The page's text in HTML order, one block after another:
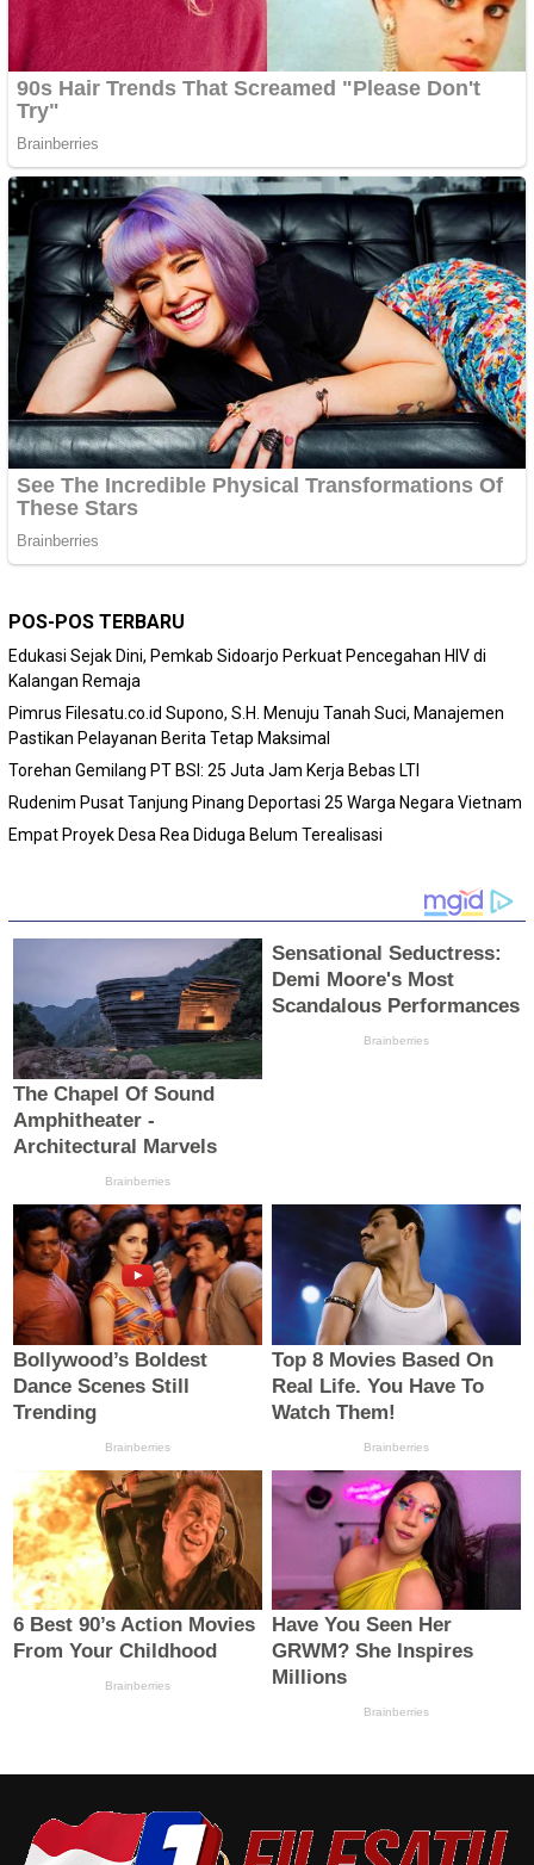
POS-POS TERBARU
Edukasi Sejak Dini, Pemkab Sidoarjo Perkuat Pencegahan HIV di
Kalangan Remaja
Pimrus Filesatu.co.id Supono, S.H. Menuju Tanah Suci, Manajemen
Pastikan Pelayanan Berita Tetap Maksimal
Torehan Gemilang PT BSI: 25 Juta Jam Kerja Bebas LTI
Rudenim Pusat Tanjung Pinang Deportasi 25 Warga Negara Vietnam
Empat Proyek Desa Rea Diduga Belum Terealisasi